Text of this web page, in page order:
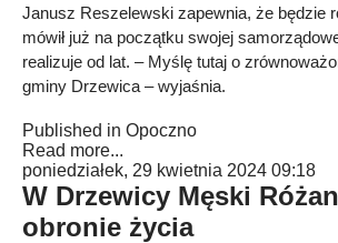
Janusz Reszelewski zapewnia, że będzie
mówił już na początku swojej
realizuje od lat. – Myślę tutaj o
gminy Drzewica – wyjaśnia.
Published in Opoczno
Read more...
poniedziałek, 29 kwietnia 2024 09:18
W Drzewicy Męski
obronie życia